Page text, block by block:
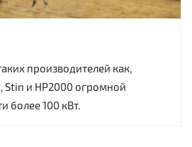
производителей как,
Stin и HP2000 огромной
более 100 кВт.